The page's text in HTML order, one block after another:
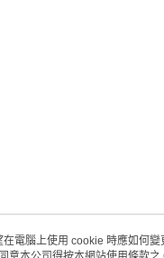
電腦上使用 cookie 時應如何變